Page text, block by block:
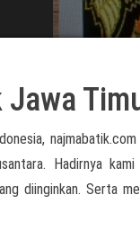
Jawa
Hadirnya
diinginkan. Serta